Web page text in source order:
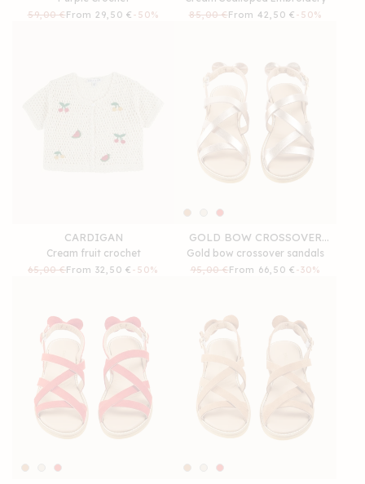
Regular
59,00 €
Sale
From 29,50 € -50%
Regular
85,00 €
Sale
From 42,50 € -50%
CARDIGAN
Cream fruit crochet
Regular
65,00 €
Sale
From 32,50 € -50%
GOLD BOW CROSSOVER
SANDALS
Gold bow crossover sandals
Regular
95,00 €
Sale
From 66,50 € -30%